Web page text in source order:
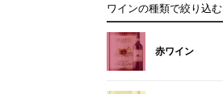
ワインの種類で絞り込む
赤ワイン